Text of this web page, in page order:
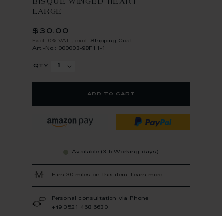
BISQUE WINGED HEART
LARGE
$30.00
Excl. 0% VAT excl. Shipping Cost
Art.-No.: 000003-98F11-1
qty
add to cart
Available (3-5 Working days)
Earn 30 miles on this item. Learn more
Personal consultation via Phone
+49 3521 468 6630